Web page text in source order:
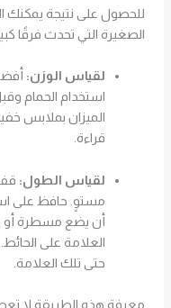
للحصول على نتيجة يمكنك
الصغيرة التي تحدث فرقًا
لقياس الوزن:
استخدام الحمام
الميزان بملابس
قراءة.
لقياس الطول:
مستوٍ. حافظ على
أن يضع مسطرة أو
العلامة على
حتى تلك العلامة.
معرفة هذه الطريقة لا